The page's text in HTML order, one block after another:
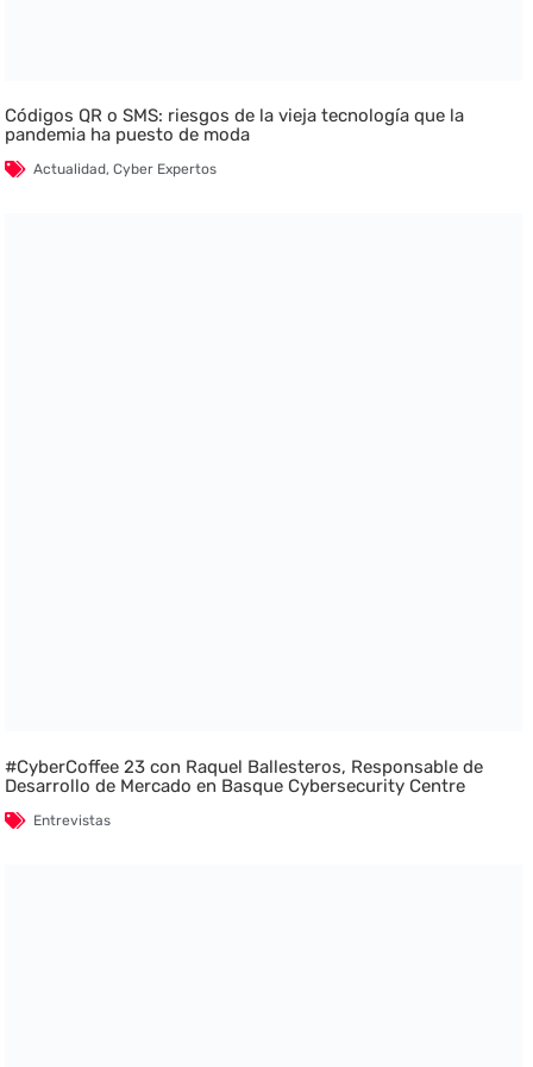
Códigos QR o SMS: riesgos de la vieja tecnología que la
pandemia ha puesto de moda
Actualidad,Cyber Expertos
#CyberCoffee 23 con Raquel Ballesteros, Responsable de
Desarrollo de Mercado en Basque Cybersecurity Centre
Entrevistas